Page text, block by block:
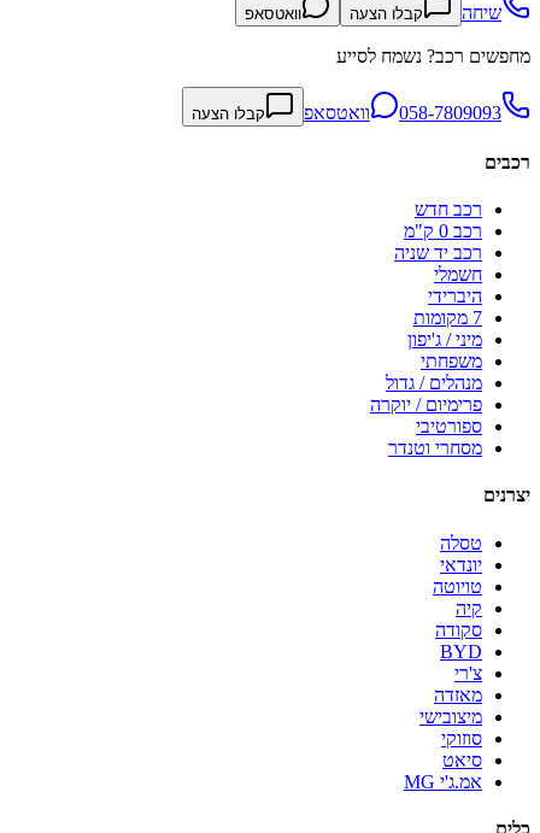
שיחה קבלו הצעה וואטסאפ
מחפשים רכב? נשמח לסייע
058-7809093 וואטסאפ קבלו הצעה
רכבים
רכב חדש
רכב 0 ק"מ
רכב יד שניה
חשמלי
היברידי
7 מקומות
מיני / ג'יפון
משפחתי
מנהלים / גדול
פרימיום / יוקרה
ספורטיבי
מסחרי וטנדר
יצרנים
טסלה
יונדאי
טויוטה
קיה
סקודה
BYD
צ'רי
מאזדה
מיצובישי
סוזוקי
סיאט
אמ.ג'י MG
כלים